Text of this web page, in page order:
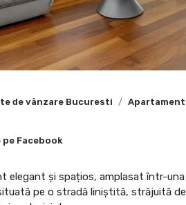
de vânzare Bucuresti
pe Facebook
elegant și spațios, amplasat într-
pe o stradă liniștită, străjuită